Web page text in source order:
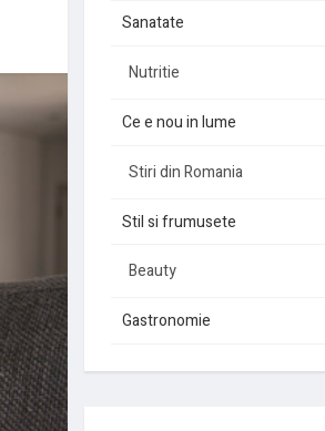
Sanatate
Nutritie
Ce e nou in lume
Stiri din Romania
Stil si frumusete
Beauty
Gastronomie